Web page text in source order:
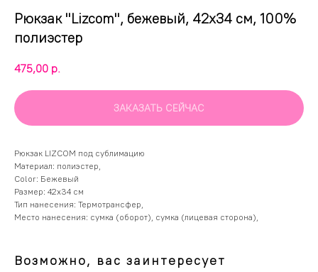
Рюкзак "Lizcom", бежевый, 42x34 см, 100%
полиэстер
475,00 р.
ЗАКАЗАТЬ СЕЙЧАС
Рюкзак LIZCOM под сублимацию
Материал: полиэстер,
Color: Бежевый
Размер: 42x34 см
Тип нанесения: Термотрансфер,
Место нанесения: сумка (оборот), сумка (лицевая сторона),
Возможно, вас заинтересует